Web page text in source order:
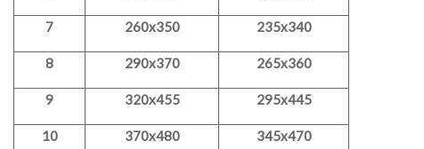
7 260x350 235x340
8 290x370 265x360
9 320x455 295x445
10 370x480 345x470